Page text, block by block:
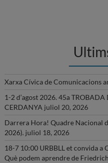
Xarxa Cívica de Comunicacions
1-2 d’agost 2026. 45a
CERDANYA juliol 20, 2026
Darrera Hora! Quadre Nacional
2026). juliol 18, 2026
18-7 10:00 URBBLL et convida
Què podem aprendre de